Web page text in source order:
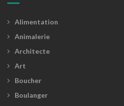
Alimentation
Animalerie
Architecte
Art
Boucher
Boulanger